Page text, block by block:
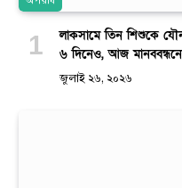
লাকসামে তিন শিশুকে যৌন
৬ দিনেও, আজ
জুলাই ২৬, ২০২৬